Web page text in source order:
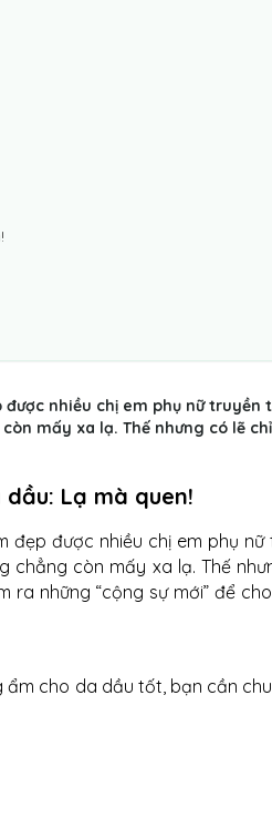
nhiều chị em phụ nữ truyền
mấy xa lạ. Thế nhưng có lẽ
Lạ mà quen!
được nhiều chị em phụ nữ
còn mấy xa lạ. Thế
những “cộng sự mới” để
ẩm cho da dầu tốt, bạn cần